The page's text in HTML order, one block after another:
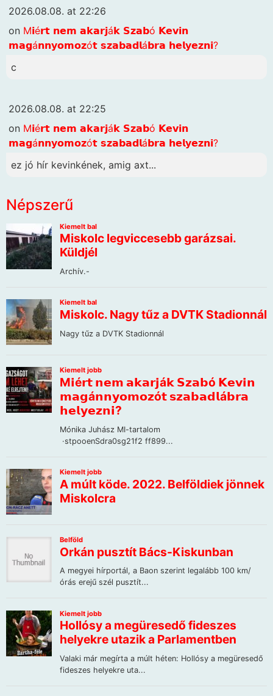
2026.08.08. at 22:26
on M𝗶é𝗿𝘁 𝗻𝗲𝗺 𝗮𝗸𝗮𝗿𝗷á𝗸 𝗦𝘇𝗮𝗯ó 𝗞𝗲𝘃𝗶𝗻
𝗺𝗮𝗴á𝗻𝗻𝘆𝗼𝗺𝗼𝘇ó𝘁 𝘀𝘇𝗮𝗯𝗮𝗱𝗹á𝗯𝗿𝗮 𝗵𝗲𝗹𝘆𝗲𝘇𝗻𝗶?
c
2026.08.08. at 22:25
on M𝗶é𝗿𝘁 𝗻𝗲𝗺 𝗮𝗸𝗮𝗿𝗷á𝗸 𝗦𝘇𝗮𝗯ó 𝗞𝗲𝘃𝗶𝗻
𝗺𝗮𝗴á𝗻𝗻𝘆𝗼𝗺𝗼𝘇ó𝘁 𝘀𝘇𝗮𝗯𝗮𝗱𝗹á𝗯𝗿𝗮 𝗵𝗲𝗹𝘆𝗲𝘇𝗻𝗶?
ez jó hír kevinkének, amig axt...
Népszerű